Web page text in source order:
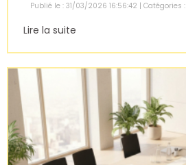
Publié le : 31/03/2026 16:56:42 | Catégories :
Lire la suite